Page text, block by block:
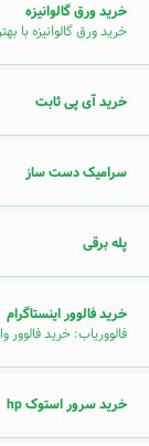
خرید ورق گالوانیزه
خرید ورق گالوانیزه با
خرید آی پی ثابت
سرامیک دست ساز
پله برقی
خرید فالوور اینستاگرام
فالووریاب: خرید فالوور
خرید سرور استوک hp